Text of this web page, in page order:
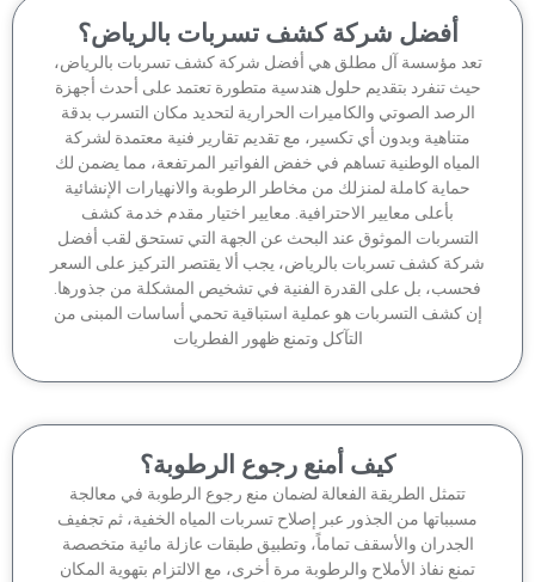
أفضل شركة كشف تسربات بالرياض؟
مؤسسة آل مطلق هي أفضل شركة كشف تسربات بالرياض،
تنفرد بتقديم حلول هندسية متطورة تعتمد على أحدث أجهزة
الرصد الصوتي والكاميرات الحرارية لتحديد مكان التسرب بدقة
متناهية وبدون أي تكسير، مع تقديم تقارير فنية معتمدة لشركة
الوطنية تساهم في خفض الفواتير المرتفعة، مما يضمن لك
حماية كاملة لمنزلك من مخاطر الرطوبة والانهيارات الإنشائية
بأعلى معايير الاحترافية. معايير اختيار مقدم خدمة كشف
الموثوق عند البحث عن الجهة التي تستحق لقب أفضل
كشف تسربات بالرياض، يجب ألا يقتصر التركيز على السعر
بل على القدرة الفنية في تشخيص المشكلة من جذورها.
كشف التسربات هو عملية استباقية تحمي أساسات المبنى من
التآكل وتمنع ظهور الفطريات
كيف أمنع رجوع الرطوبة؟
تتمثل الطريقة الفعالة لضمان منع رجوع الرطوبة في معالجة
من الجذور عبر إصلاح تسربات المياه الخفية، ثم تجفيف
الجدران والأسقف تماماً، وتطبيق طبقات عازلة مائية متخصصة
تمنع نفاذ الأملاح والرطوبة مرة أخرى، مع الالتزام بتهوية المكان